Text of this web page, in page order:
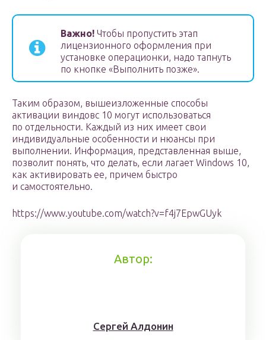
Важно! Чтобы пропустить этап
лицензионного оформления при
установке операционки, надо тапнуть
по кнопке «Выполнить позже».
Таким образом, вышеизложенные способы
активации виндовс 10 могут использоваться
по отдельности. Каждый из них имеет свои
индивидуальные особенности и нюансы при
выполнении. Информация, представленная выше,
позволит понять, что делать, если лагает Windows 10,
как активировать ее, причем быстро
и самостоятельно.
https://www.youtube.com/watch?v=f4j7EpwGUyk
Автор:
Сергей Алдонин